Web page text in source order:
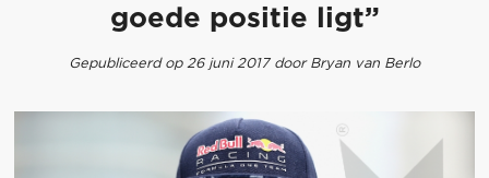
goede positie ligt”
Gepubliceerd op 26 juni 2017 door Bryan van Berlo